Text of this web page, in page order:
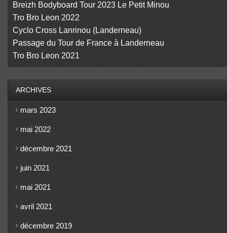
Breizh Bodyboard Tour 2023 Le Petit Minou
Tro Bro Leon 2022
Cyclo Cross Lanrinou (Landerneau)
Passage du Tour de France à Landerneau
Tro Bro Leon 2021
ARCHIVES
mars 2023
mai 2022
décembre 2021
juin 2021
mai 2021
avril 2021
décembre 2019